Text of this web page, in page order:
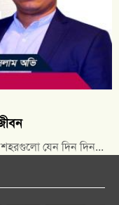
শহরগুলো যেন দিন দিন...